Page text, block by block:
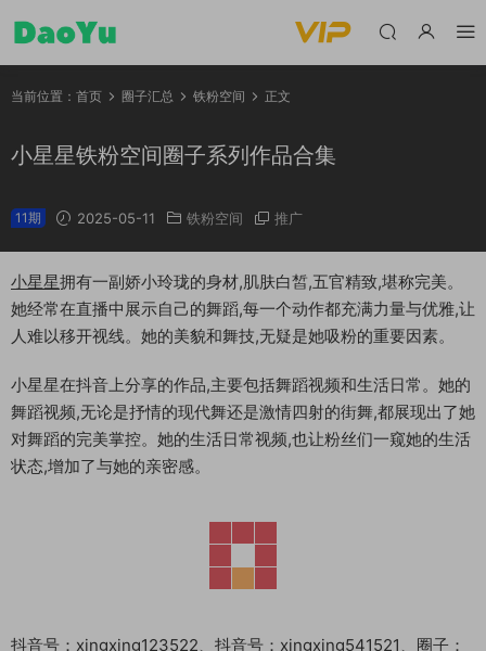
当前位置： 首页 圈子汇总 铁粉空间 正文
小星星铁粉空间圈子系列作品合集
11期 2025-05-11 铁粉空间 推广
小星星拥有一副娇小玲珑的身材,肌肤白皙,五官精致,堪称完美。
她经常在直播中展示自己的舞蹈,每一个动作都充满力量与优雅,让
人难以移开视线。她的美貌和舞技,无疑是她吸粉的重要因素。
小星星在抖音上分享的作品,主要包括舞蹈视频和生活日常。她的
舞蹈视频,无论是抒情的现代舞还是激情四射的街舞,都展现出了她
对舞蹈的完美掌控。她的生活日常视频,也让粉丝们一窥她的生活
状态,增加了与她的亲密感。
抖音号：xingxing123522、抖音号：xingxing541521、圈子：